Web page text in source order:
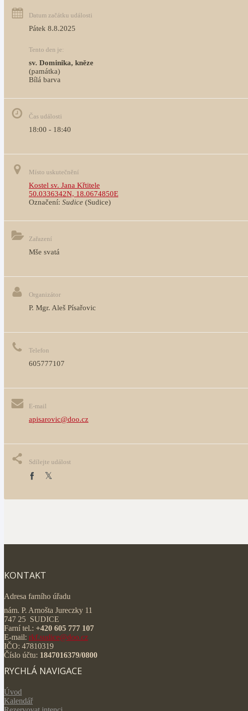
Datum začátku události
Pátek 8.8.2025
Tento den je:
sv. Dominika, kněze
(památka)
Bílá barva
Čas události
18:00 - 18:40
Místo uskutečnění
Kostel sv. Jana Křtitele
50.0336342N, 18.0674850E
Označení: Sudice (Sudice)
Zařazení
Mše svatá
Organizátor
P. Mgr. Aleš Písařovic
Telefon
605777107
E-mail
apisarovic@doo.cz
Sdílejte událost
KONTAKT
Adresa farního úřadu
nám. P. Arnošta Jureczky 11
747 25 SUDICE
Farní tel.: +420 605 777 107
E-mail: rkf.sudice@doo.cz
IČO: 47810319
Číslo účtu: 1847016379/0800
RYCHLÁ NAVIGACE
Úvod
Kalendář